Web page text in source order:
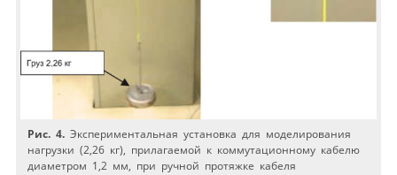
Рис. 4. Экспериментальная установка для моделирования
нагрузки (2,26 кг), прилагаемой к коммутационному кабелю
диаметром 1,2 мм, при ручной протяжке кабеля